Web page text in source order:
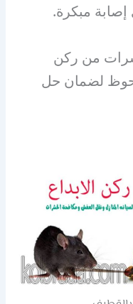
إصابة مبكرة.
من ركن
لضمان حل